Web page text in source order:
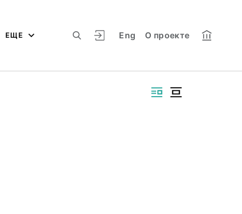
Eng О проекте
ЕЩЕ